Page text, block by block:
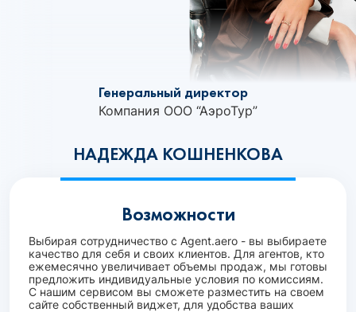
НАДЕЖДА КОШНЕНКОВА
Генеральный директор
Компания ООО “АэроТур”
Возможности
Выбирая сотрудничество с Agent.aero - вы выбираете
качество для себя и своих клиентов. Для агентов, кто
ежемесячно увеличивает объемы продаж, мы готовы
предложить индивидуальные условия по комиссиям.
С нашим сервисом вы сможете разместить на своем
сайте собственный виджет, для удобства ваших